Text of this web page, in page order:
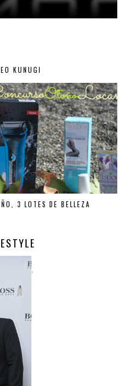
KUNUGI
3 LOTES DE BELLEZA